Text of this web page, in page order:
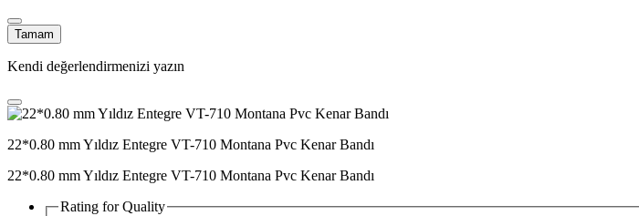
Tamam
Kendi değerlendirmenizi yazın
22*0.80 mm Yıldız Entegre VT-710 Montana Pvc Kenar Bandı
22*0.80 mm Yıldız Entegre VT-710 Montana Pvc Kenar Bandı
Rating forQuality